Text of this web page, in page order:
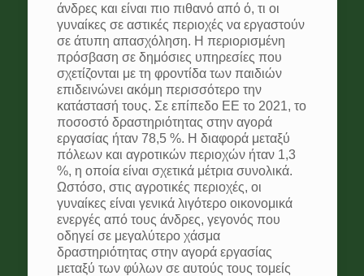
άνδρες και είναι πιο πιθανό από ό, τι οι
γυναίκες σε αστικές περιοχές να εργαστούν
σε άτυπη απασχόληση. Η περιορισμένη
πρόσβαση σε δημόσιες υπηρεσίες που
σχετίζονται με τη φροντίδα των παιδιών
επιδεινώνει ακόμη περισσότερο την
κατάστασή τους. Σε επίπεδο ΕΕ το 2021, το
ποσοστό δραστηριότητας στην αγορά
εργασίας ήταν 78,5 %. Η διαφορά μεταξύ
πόλεων και αγροτικών περιοχών ήταν 1,3
%, η οποία είναι σχετικά μέτρια συνολικά.
Ωστόσο, στις αγροτικές περιοχές, οι
γυναίκες είναι γενικά λιγότερο οικονομικά
ενεργές από τους άνδρες, γεγονός που
οδηγεί σε μεγαλύτερο χάσμα
δραστηριότητας στην αγορά εργασίας
μεταξύ των φύλων σε αυτούς τους τομείς